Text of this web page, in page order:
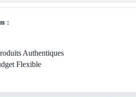
:
Authentiques
Flexible